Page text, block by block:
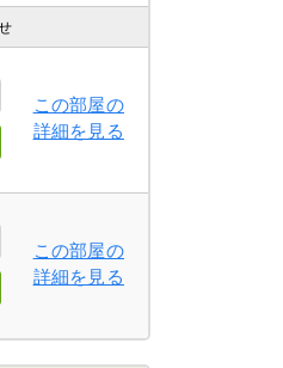
この部屋の
詳細を見る
この部屋の
詳細を見る